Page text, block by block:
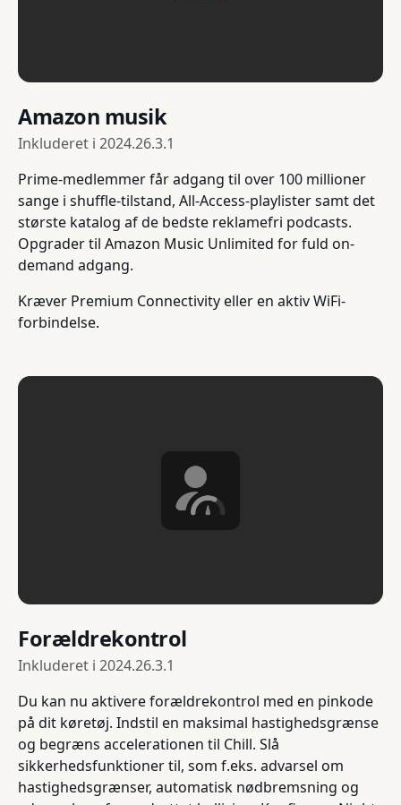
Amazon musik
Inkluderet i 2024.26.3.1
Prime-medlemmer får adgang til over 100 millioner
sange i shuffle-tilstand, All-Access-playlister samt det
største katalog af de bedste reklamefri podcasts.
Opgrader til Amazon Music Unlimited for fuld on-
demand adgang.
Kræver Premium Connectivity eller en aktiv WiFi-
forbindelse.
Forældrekontrol
Inkluderet i 2024.26.3.1
Du kan nu aktivere forældrekontrol med en pinkode
på dit køretøj. Indstil en maksimal hastighedsgrænse
og begræns accelerationen til Chill. Slå
sikkerhedsfunktioner til, som f.eks. advarsel om
hastighedsgrænser, automatisk nødbremsning og